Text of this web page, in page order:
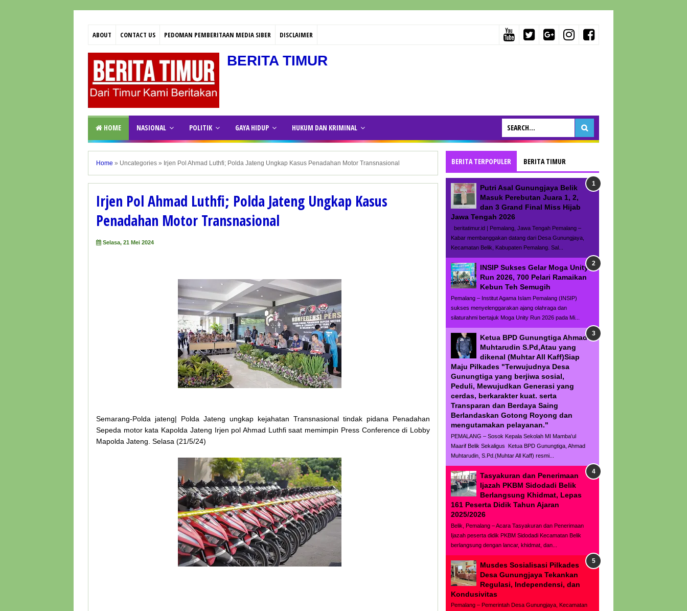
ABOUT CONTACT US PEDOMAN PEMBERITAAN MEDIA SIBER DISCLAIMER
BERITA TIMUR
HOME NASIONAL POLITIK GAYA HIDUP HUKUM DAN KRIMINAL
Home » Uncategories » Irjen Pol Ahmad Luthfi; Polda Jateng Ungkap Kasus Penadahan Motor Transnasional
Irjen Pol Ahmad Luthfi; Polda Jateng Ungkap Kasus
Penadahan Motor Transnasional
Selasa, 21 Mei 2024
Semarang-Polda jateng| Polda Jateng ungkap kejahatan Transnasional tindak pidana Penadahan
Sepeda motor kata Kapolda Jateng Irjen pol Ahmad Luthfi saat memimpin Press Conference di Lobby
Mapolda Jateng. Selasa (21/5/24)
BERITA TERPOPULER BERITA TIMUR
Putri Asal Gunungjaya Belik
Masuk Perebutan Juara 1, 2,
dan 3 Grand Final Miss Hijab
Jawa Tengah 2026
beritatimur.id | Pemalang, Jawa Tengah Pemalang –
Kabar membanggakan datang dari Desa Gunungjaya,
Kecamatan Belik, Kabupaten Pemalang. Sal...
INSIP Sukses Gelar Moga Unity
Run 2026, 700 Pelari Ramaikan
Kebun Teh Semugih
Pemalang – Institut Agama Islam Pemalang (INSIP)
sukses menyelenggarakan ajang olahraga dan
silaturahmi bertajuk Moga Unity Run 2026 pada Mi...
Ketua BPD Gunungtiga Ahmad
Muhtarudin S.Pd,Atau yang
dikenal (Muhtar All Kaff)Siap
Maju Pilkades "Terwujudnya Desa
Gunungtiga yang berjiwa sosial,
Peduli, Mewujudkan Generasi yang
cerdas, berkarakter kuat. serta
Transparan dan Berdaya Saing
Berlandaskan Gotong Royong dan
mengutamakan pelayanan."
PEMALANG – Sosok Kepala Sekolah MI Mamba'ul
Maarif Belik Sekaligus Ketua BPD Gunungtiga, Ahmad
Muhtarudin, S.Pd.(Muhtar All Kaff) resmi...
Tasyakuran dan Penerimaan
Ijazah PKBM Sidodadi Belik
Berlangsung Khidmat, Lepas
161 Peserta Didik Tahun Ajaran
2025/2026
Belik, Pemalang – Acara Tasyakuran dan Penerimaan
Ijazah peserta didik PKBM Sidodadi Kecamatan Belik
berlangsung dengan lancar, khidmat, dan...
Musdes Sosialisasi Pilkades
Desa Gunungjaya Tekankan
Regulasi, Independensi, dan
Kondusivitas
Pemalang – Pemerintah Desa Gunungjaya, Kecamatan